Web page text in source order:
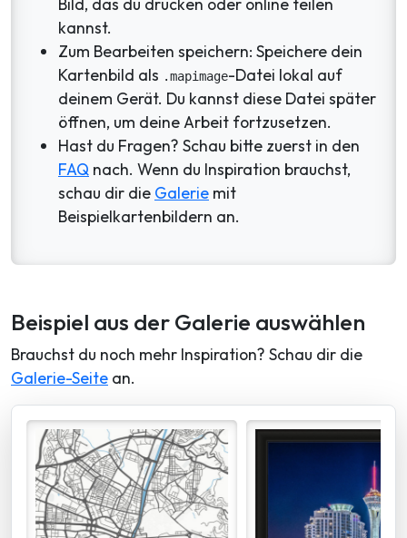
kannst.
Zum Bearbeiten speichern: Speichere dein
Kartenbild als .mapimage-Datei lokal auf
deinem Gerät. Du kannst diese Datei später
öffnen, um deine Arbeit fortzusetzen.
Hast du Fragen? Schau bitte zuerst in den
FAQ nach. Wenn du Inspiration brauchst,
schau dir die Galerie mit
Beispielkartenbildern an.
Beispiel aus der Galerie auswählen
Brauchst du noch mehr Inspiration? Schau dir die
Galerie-Seite an.